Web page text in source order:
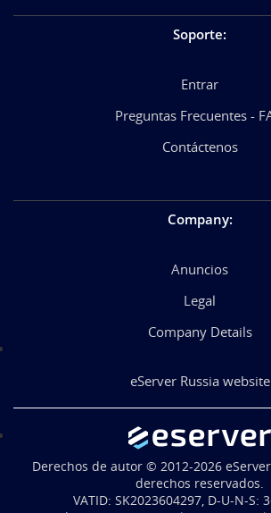
Soporte:
Entrar
Preguntas Frecuentes -
Contáctenos
Company:
Anuncios
Legal
Company Details
eServer Russia website
Derechos de autor © 2012-2026
derechos reservados.
VATID: SK2023604297, D-U-N-S: